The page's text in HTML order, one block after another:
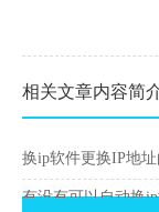
相关文章内容简
换ip软件更换IP地
有没有可以自动换